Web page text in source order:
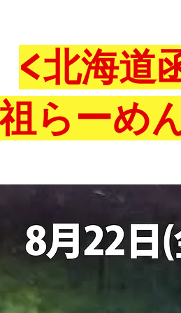
<北海道
らーめ